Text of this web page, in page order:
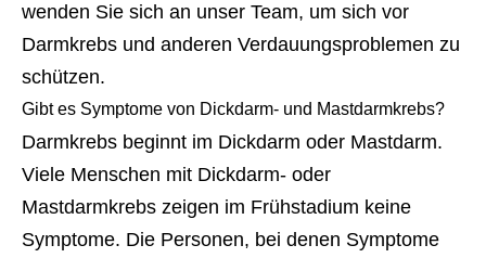
wenden Sie sich an unser Team, um sich vor
Darmkrebs und anderen Verdauungsproblemen zu
schützen.
Gibt es Symptome von Dickdarm- und Mastdarmkrebs?
Darmkrebs beginnt im Dickdarm oder Mastdarm.
Viele Menschen mit Dickdarm- oder
Mastdarmkrebs zeigen im Frühstadium keine
Symptome. Die Personen, bei denen Symptome